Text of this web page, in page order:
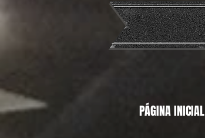
PÁGINA INICIAL